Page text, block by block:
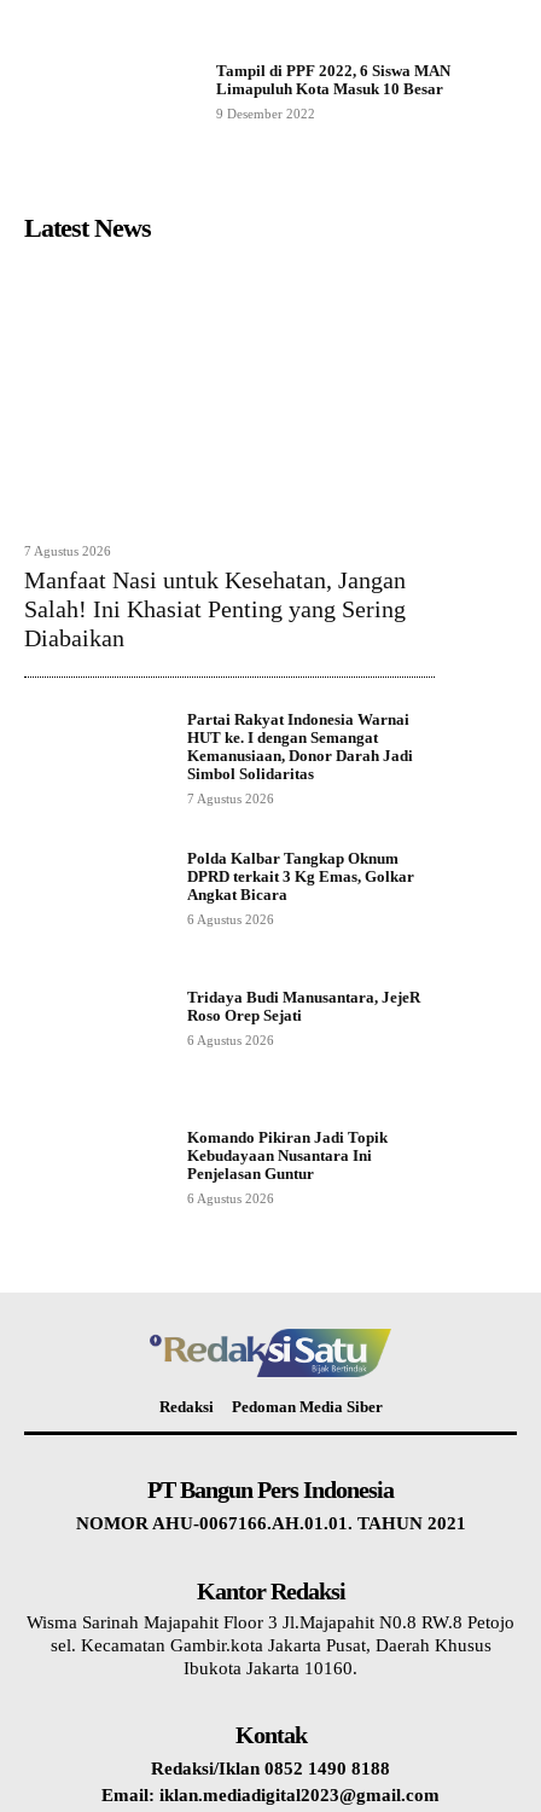
Tampil di PPF 2022, 6 Siswa MAN
Limapuluh Kota Masuk 10 Besar
9 Desember 2022
Latest News
7 Agustus 2026
Manfaat Nasi untuk Kesehatan, Jangan
Salah! Ini Khasiat Penting yang Sering
Diabaikan
Partai Rakyat Indonesia Warnai
HUT ke. I dengan Semangat
Kemanusiaan, Donor Darah Jadi
Simbol Solidaritas
7 Agustus 2026
Polda Kalbar Tangkap Oknum
DPRD terkait 3 Kg Emas, Golkar
Angkat Bicara
6 Agustus 2026
Tridaya Budi Manusantara, JejeR
Roso Orep Sejati
6 Agustus 2026
Komando Pikiran Jadi Topik
Kebudayaan Nusantara Ini
Penjelasan Guntur
6 Agustus 2026
Redaksi Pedoman Media Siber
PT Bangun Pers Indonesia
NOMOR AHU-0067166.AH.01.01. TAHUN 2021
Kantor Redaksi
Wisma Sarinah Majapahit Floor 3 Jl.Majapahit N0.8 RW.8 Petojo
sel. Kecamatan Gambir.kota Jakarta Pusat, Daerah Khusus
Ibukota Jakarta 10160.
Kontak
Redaksi/Iklan 0852 1490 8188
Email: iklan.mediadigital2023@gmail.com